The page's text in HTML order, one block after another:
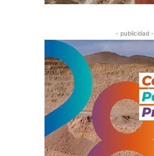
- publicidad -